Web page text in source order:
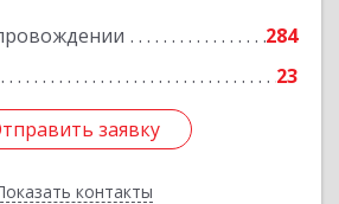
284
23
заявку
контакты
заявку
Назад